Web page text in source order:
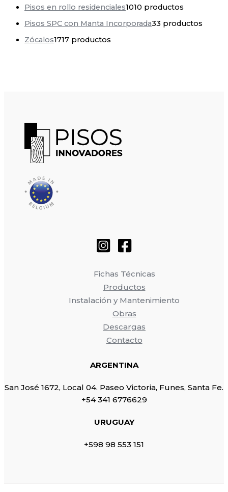
Pisos en rollo residenciales1010 productos
Pisos SPC con Manta Incorporada33 productos
Zócalos1717 productos
Fichas Técnicas
Productos
Instalación y Mantenimiento
Obras
Descargas
Contacto
ARGENTINA
San José 1672, Local 04. Paseo Victoria, Funes, Santa Fe.
+54 341 6776629
URUGUAY
+598 98 553 151